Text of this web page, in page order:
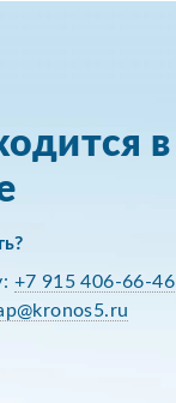
в
+7 915 406-66-46